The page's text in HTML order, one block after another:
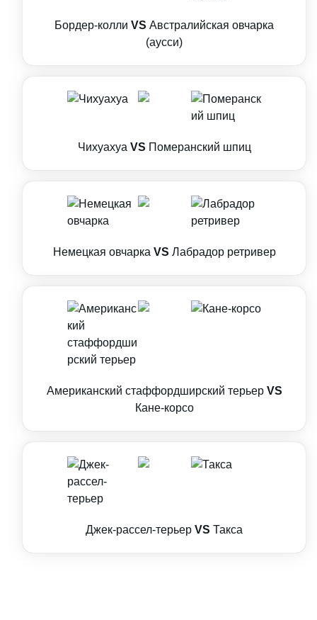
Бордер-колли VS Австралийская овчарка
(аусси)
Чихуахуа VS Померанский шпиц
Немецкая овчарка VS Лабрадор ретривер
Американский стаффордширский терьер VS
Кане-корсо
Джек-рассел-терьер VS Такса